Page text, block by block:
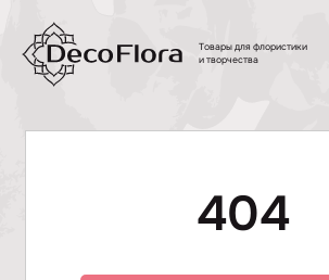
Товары для флористики
и творчества
404